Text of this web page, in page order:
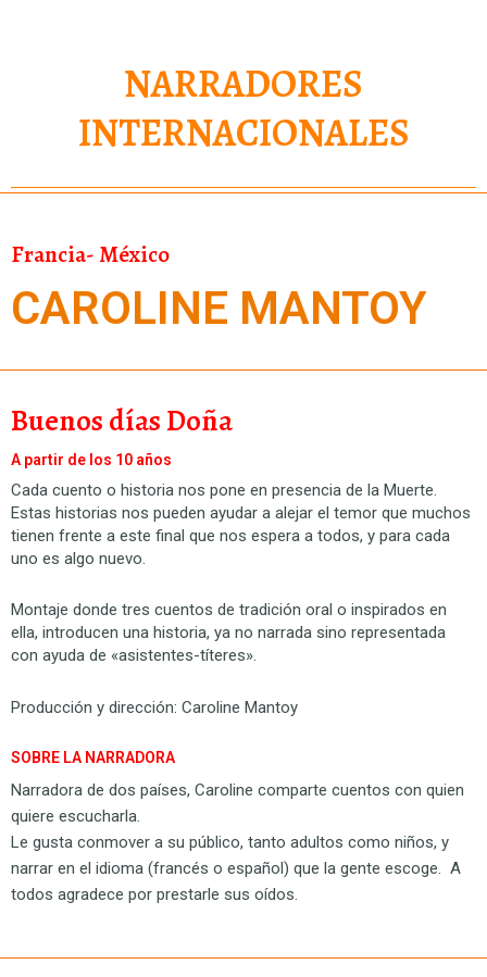
NARRADORES
INTERNACIONALES
Francia- México
CAROLINE MANTOY
Buenos días Doña
A partir de los 10 años
Cada cuento o historia nos pone en presencia de la Muerte.
Estas historias nos pueden ayudar a alejar el temor que muchos
tienen frente a este final que nos espera a todos, y para cada
uno es algo nuevo.
Montaje donde tres cuentos de tradición oral o inspirados en
ella, introducen una historia, ya no narrada sino representada
con ayuda de «asistentes-títeres».
Producción y dirección: Caroline Mantoy
SOBRE LA NARRADORA
Narradora de dos países, Caroline comparte cuentos con quien
quiere escucharla.
Le gusta conmover a su público, tanto adultos como niños, y
narrar en el idioma (francés o español) que la gente escoge. A
todos agradece por prestarle sus oídos.